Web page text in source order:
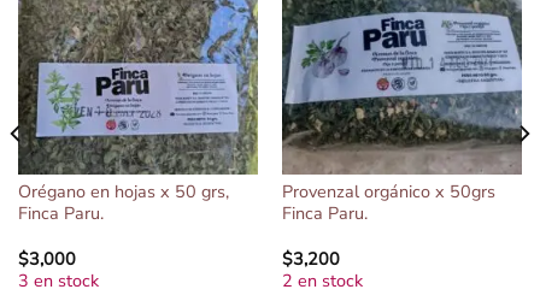
Orégano en hojas x 50 grs,
Finca Paru.
$3,000
3 en stock
Provenzal orgánico x 50grs
Finca Paru.
$3,200
2 en stock